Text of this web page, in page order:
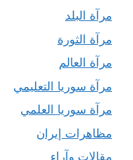
مرآة البلد
مرآة الثورة
مرآة العالم
مرآة سوريا التعليمي
مرآة سوريا العلمي
مظاهرات إيران
مقالات وآراء